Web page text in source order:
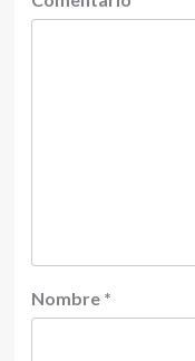
Nombre *